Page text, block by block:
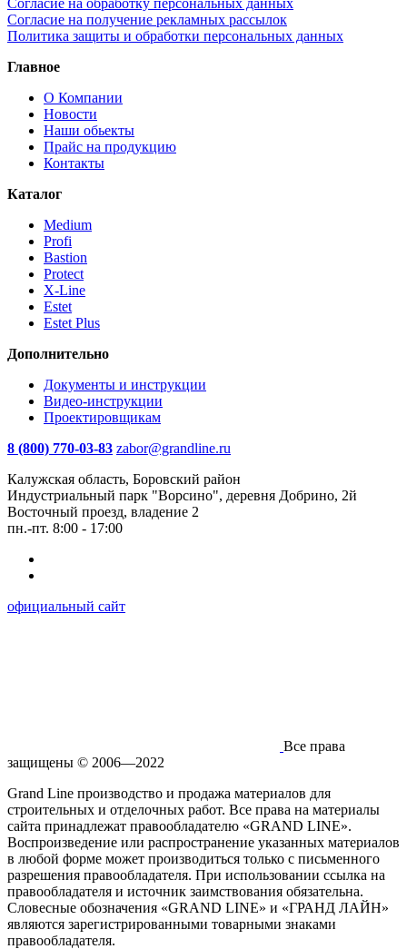
Согласие на получение рекламных рассылок
Политика защиты и обработки персональных данных
Главное
О Компании
Новости
Наши обьекты
Прайс на продукцию
Контакты
Каталог
Medium
Profi
Bastion
Protect
X-Line
Estet
Estet Plus
Дополнительно
Документы и инструкции
Видео-инструкции
Проектировщикам
8 (800) 770-03-83 zabor@grandline.ru
Калужская область, Боровский район
Индустриальный парк "Ворсино", деревня Добрино, 2й
Восточный проезд, владение 2
пн.-пт. 8:00 - 17:00
официальный сайт
Все права
защищены © 2006—2022
Grand Line производство и продажа материалов для
строительных и отделочных работ. Все права на материалы
сайта принадлежат правообладателю «GRAND LINE».
Воспроизведение или распространение указанных материалов
в любой форме может производиться только с письменного
разрешения правообладателя. При использовании ссылка на
правообладателя и источник заимствования обязательна.
Словесные обозначения «GRAND LINE» и «ГРАНД ЛАЙН»
являются зарегистрированными товарными знаками
правообладателя.